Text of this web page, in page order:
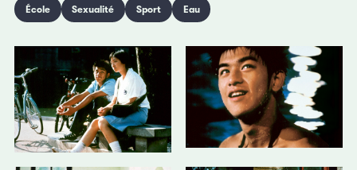
École Sexualité Sport Eau